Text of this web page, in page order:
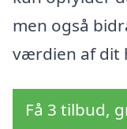
men også
værdien af dit
Få 3 tilbud,